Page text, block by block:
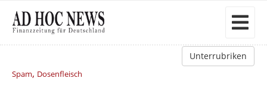
Unterrubriken
Spam, Dosenfleisch